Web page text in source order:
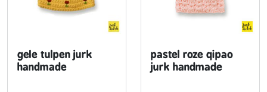
gele tulpen jurk
handmade
pastel roze qipao
jurk handmade